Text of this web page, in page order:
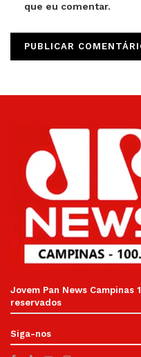
que eu comentar.
Jovem Pan News
reservados
Siga-nos